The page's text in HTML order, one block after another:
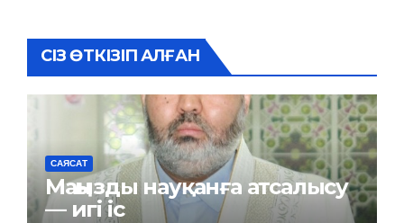
СІЗ ӨТКІЗІП АЛҒАН
САЯСАТ
Маңызды науқанға атсалысу
— игі іс